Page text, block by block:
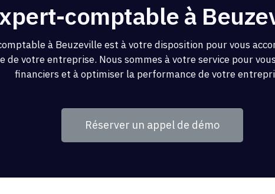
comptable à
à Beuzeville est à votre disposition pour vous
de votre entreprise. Nous sommes à votre service pour
financiers et à optimiser la performance de votre
Réserver un appel de démo